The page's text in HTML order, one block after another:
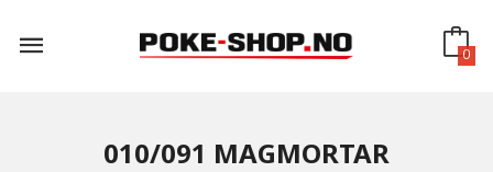
innholdet
0
010/091 MAGMORTAR